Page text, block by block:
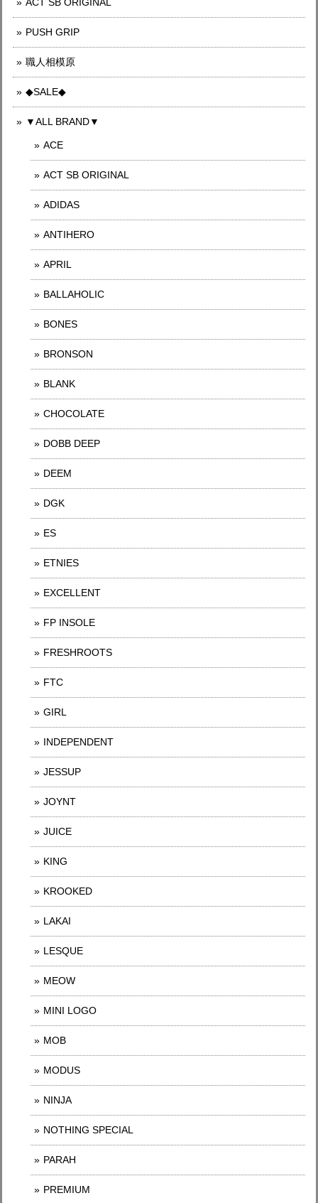
PUSH GRIP
職人相模原
◆SALE◆
▼ALL BRAND▼
ACE
ACT SB ORIGINAL
ADIDAS
ANTIHERO
APRIL
BALLAHOLIC
BONES
BRONSON
BLANK
CHOCOLATE
DOBB DEEP
DEEM
DGK
ES
ETNIES
EXCELLENT
FP INSOLE
FRESHROOTS
FTC
GIRL
INDEPENDENT
JESSUP
JOYNT
JUICE
KING
KROOKED
LAKAI
LESQUE
MEOW
MINI LOGO
MOB
MODUS
NINJA
NOTHING SPECIAL
PARAH
PREMIUM